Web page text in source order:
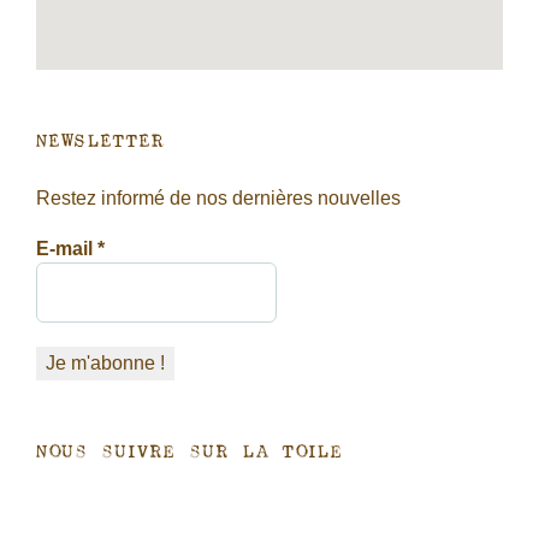
NEWSLETTER
Restez informé de nos dernières nouvelles
E-mail *
Nous suivre sur la toile